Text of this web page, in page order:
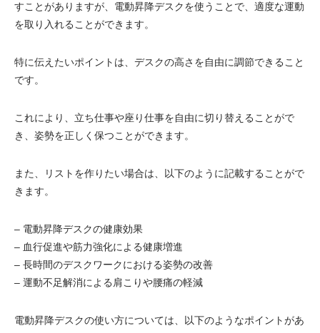
すことがありますが、電動昇降デスクを使うことで、適度な運動
を取り入れることができます。
特に伝えたいポイントは、デスクの高さを自由に調節できること
です。
これにより、立ち仕事や座り仕事を自由に切り替えることがで
き、姿勢を正しく保つことができます。
また、リストを作りたい場合は、以下のように記載することがで
きます。
– 電動昇降デスクの健康効果
– 血行促進や筋力強化による健康増進
– 長時間のデスクワークにおける姿勢の改善
– 運動不足解消による肩こりや腰痛の軽減
電動昇降デスクの使い方については、以下のようなポイントがあ